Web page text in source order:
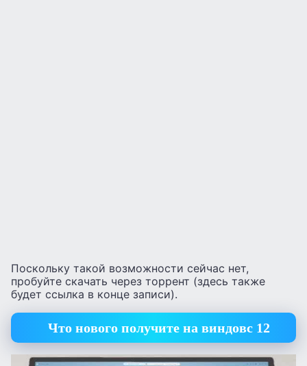
Поскольку такой возможности сейчас нет,
пробуйте скачать через торрент (здесь также
будет ссылка в конце записи).
Что нового получите на виндовс 12